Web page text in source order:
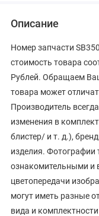
Описание
Номер запчасти
стоимость товара
Рублей. Обращаем
товара может
Производитель
изменения в
блистер/ и т. д.),
изделия. Фотографии
ознакомительными и
цветопередачи
могут иметь разные
вида и